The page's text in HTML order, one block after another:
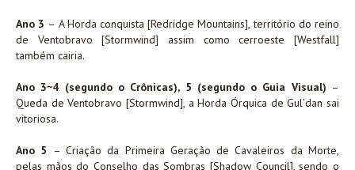
Ano 3 – A Horda conquista [Redridge Mountains], território do reino
de Ventobravo [Stormwind] assim como cerroeste [Westfall]
também cairia.
Ano 3~4 (segundo o Crônicas), 5 (segundo o Guia Visual) –
Queda de Ventobravo [Stormwind], a Horda Órquica de Gul’dan sai
vitoriosa.
Ano 5
– Criação da Primeira Geração de Cavaleiros da Morte,
pelas mãos do Conselho das Sombras [Shadow Council], sendo o